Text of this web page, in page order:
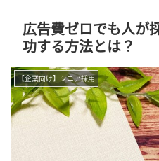
広告費ゼロでも人が
功する方法とは？
【企業向け】シニア採用